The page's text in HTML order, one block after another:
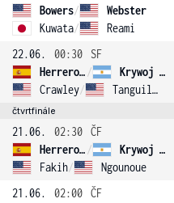
Bowers/
Webster
Kuwata/ Reami
22.06.
00:30
SF
Herrero Linana /
Krywoj (3)
Crawley/ Tanguilig
čtvrtfinále
21.06. 02:30 ČF
Herrero Linana /
Krywoj (3)
Fakih/ Ngounoue
21.06.
02:00 ČF